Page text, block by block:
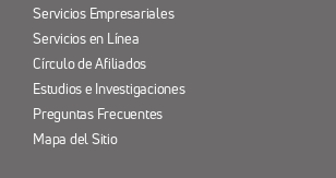
Servicios Empresariales
Servicios en Línea
Círculo de Afiliados
Estudios e Investigaciones
Preguntas Frecuentes
Mapa del Sitio